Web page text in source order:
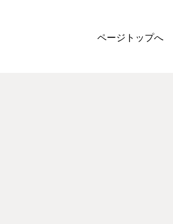
ページトップへ